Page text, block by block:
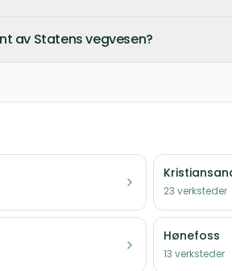
av Statens vegvesen?
23 verksteder
Hønefoss
13 verksteder